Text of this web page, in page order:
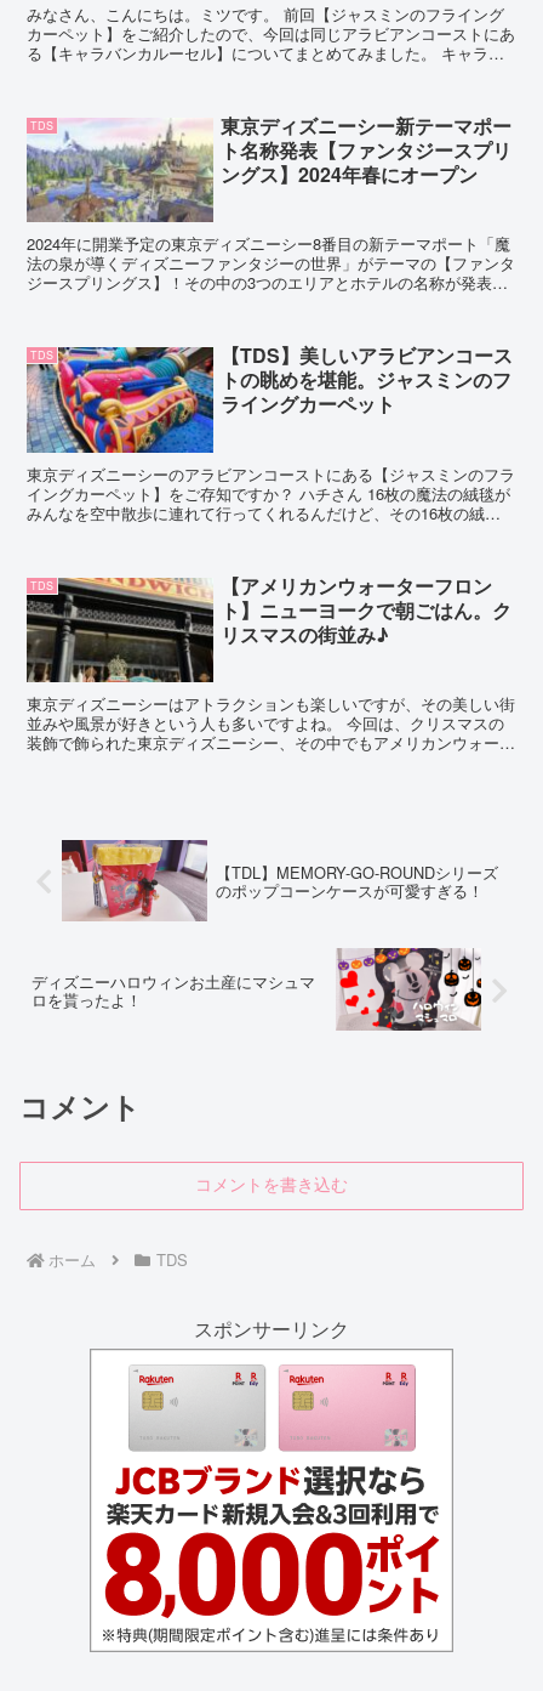
みなさん、こんにちは。ミツです。 前回【ジャスミンのフライング
カーペット】をご紹介したので、今回は同じアラビアンコーストにあ
る【キャラバンカルーセル】についてまとめてみました。 キャラバ
TDS
東京ディズニーシー新テーマポー
ト名称発表【ファンタジースプリ
ングス】2024年春にオープン
2024年に開業予定の東京ディズニーシー8番目の新テーマポート「魔
法の泉が導くディズニーファンタジーの世界」がテーマの【ファンタ
ジースプリングス】！その中の3つのエリアとホテルの名称が発表さ
TDS
【TDS】美しいアラビアンコース
トの眺めを堪能。ジャスミンのフ
ライングカーペット
東京ディズニーシーのアラビアンコーストにある【ジャスミンのフラ
イングカーペット】をご存知ですか？ ハチさん 16枚の魔法の絨毯が
みんなを空中散歩に連れて行ってくれるんだけど、その16枚の絨毯
TDS
【アメリカンウォーターフロン
ト】ニューヨークで朝ごはん。ク
リスマスの街並み♪
東京ディズニーシーはアトラクションも楽しいですが、その美しい街
並みや風景が好きという人も多いですよね。 今回は、クリスマスの
装飾で飾られた東京ディズニーシー、その中でもアメリカンウォータ
【TDL】MEMORY-GO-ROUNDシリーズ
のポップコーンケースが可愛すぎる！
ディズニーハロウィンお土産にマシュマ
ロを貰ったよ！
コメント
コメントを書き込む
ホーム TDS
スポンサーリンク